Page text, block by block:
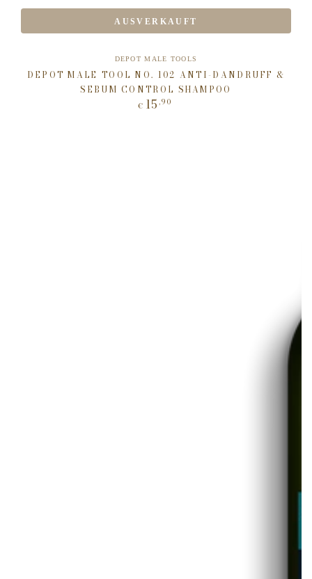
Verkäufer/in:
DEPOT MALE TOOLS
DEPOT MALE TOOL NO. 102 ANTI-DANDRUFF &
SEBUM CONTROL SHAMPOO
Regulärer
€ 15 ,90
AUSVERKAUFT